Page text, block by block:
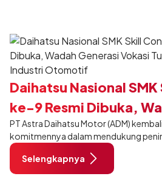
Daihatsu Nasional
ke-9 Resmi Dibuka,
Vokasi Tunjukkan Skill
Industri Otomotif
PT Astra Daihatsu Motor (ADM)
komitmennya dalam mendukung
pendidikan vokasi di Indonesia melalui
Daihatsu National SMK Skill Contest.
CSR (Corporate Social Responsibility),
Selengkapnya